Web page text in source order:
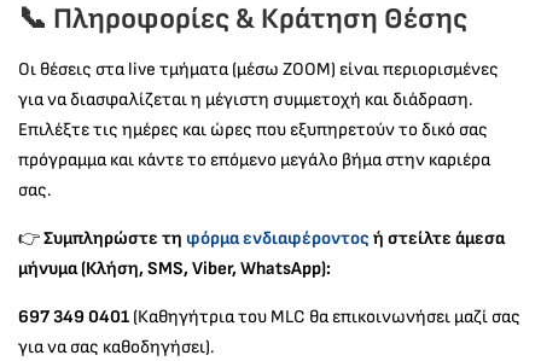
📞 Πληροφορίες & Κράτηση Θέσης
Οι θέσεις στα live τμήματα (μέσω ZOOM) είναι περιορισμένες
για να διασφαλίζεται η μέγιστη συμμετοχή και διάδραση.
Επιλέξτε τις ημέρες και ώρες που εξυπηρετούν το δικό σας
πρόγραμμα και κάντε το επόμενο μεγάλο βήμα στην καριέρα
σας.
👉Συμπληρώστε τη φόρμα ενδιαφέροντος ή στείλτε άμεσα
μήνυμα (Κλήση, SMS, Viber, WhatsApp):
697 349 0401 (Καθηγήτρια του MLC θα επικοινωνήσει μαζί σας
για να σας καθοδηγήσει).